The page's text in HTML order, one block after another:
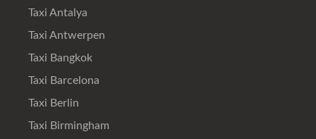
Taxi Antalya
Taxi Antwerpen
Taxi Bangkok
Taxi Barcelona
Taxi Berlin
Taxi Birmingham